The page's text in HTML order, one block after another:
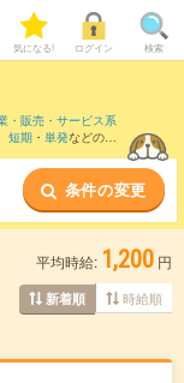
気になる! ログイン 検索
・販売・サービス系
短期 ・ 単発などの期
など近隣駅のお仕事もご
条件の変更
平均時給: 1,200 円
新着順 時給順